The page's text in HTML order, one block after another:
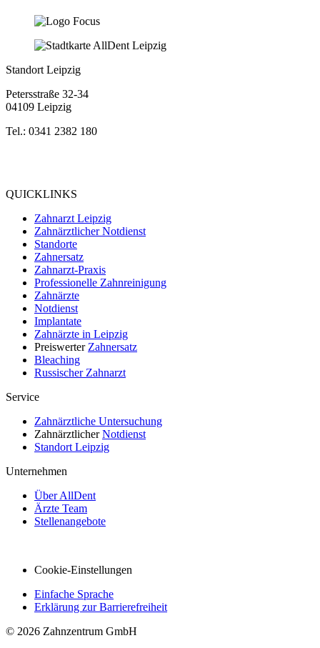
Standort Leipzig
Petersstraße 32-34
04109 Leipzig
Tel.: 0341 2382 180
QUICKLINKS
Zahnarzt Leipzig
Zahnärztlicher Notdienst
Standorte
Zahnersatz
Zahnarzt-Praxis
Professionelle Zahnreinigung
Zahnärzte
Notdienst
Implantate
Zahnärzte in Leipzig
Preiswerter Zahnersatz
Bleaching
Russischer Zahnarzt
Service
Zahnärztliche Untersuchung
ZahnärztlicherNotdienst
Standort Leipzig
Unternehmen
Über AllDent
Ärzte Team
Stellenangebote
Cookie-Einstellungen
Einfache Sprache
Erklärung zur Barrierefreiheit
© 2026 Zahnzentrum GmbH